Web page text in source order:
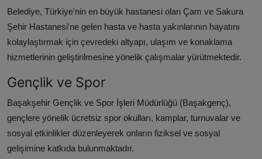
Belediye, Türkiye'nin en büyük hastanesi olan Çam ve Sakura
Şehir Hastanesi'ne gelen hasta ve hasta yakınlarının hayatını
kolaylaştırmak için çevredeki altyapı, ulaşım ve konaklama
hizmetlerinin geliştirilmesine yönelik çalışmalar yürütmektedir.
Gençlik ve Spor
Başakşehir Gençlik ve Spor İşleri Müdürlüğü (Başakgenç),
gençlere yönelik ücretsiz spor okulları, kamplar, turnuvalar ve
sosyal etkinlikler düzenleyerek onların fiziksel ve sosyal
gelişimine katkıda bulunmaktadır.